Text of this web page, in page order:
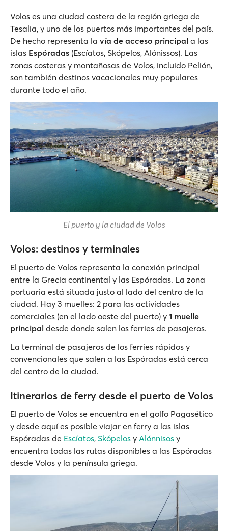
Volos es una ciudad costera de la región griega de
Tesalia, y uno de los puertos más importantes del país.
De hecho representa la vía de acceso principal a las
islas Espóradas (Escíatos, Skópelos, Alónissos). Las
zonas costeras y montañosas de Volos, incluido Pelión,
son también destinos vacacionales muy populares
durante todo el año.
El puerto y la ciudad de Volos
Volos: destinos y terminales
El puerto de Volos representa la conexión principal
entre la Grecia continental y las Espóradas. La zona
portuaria está situada justo al lado del centro de la
ciudad. Hay 3 muelles: 2 para las actividades
comerciales (en el lado oeste del puerto) y 1 muelle
principal desde donde salen los ferries de pasajeros.
La terminal de pasajeros de los ferries rápidos y
convencionales que salen a las Espóradas está cerca
del centro de la ciudad.
Itinerarios de ferry desde el puerto de Volos
El puerto de Volos se encuentra en el golfo Pagasético
y desde aquí es posible viajar en ferry a las islas
Espóradas de Escíatos, Skópelos y Alónnisos y
encuentra todas las rutas disponibles a las Espóradas
desde Volos y la península griega.